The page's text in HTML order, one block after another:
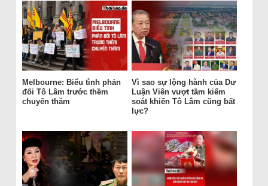
Melbourne: Biểu tình phản
đối Tô Lâm trước thềm
chuyến thăm
Vì sao sự lộng hành của Dư
Luận Viên vượt tầm kiểm
soát khiến Tô Lâm cũng bất
lực?